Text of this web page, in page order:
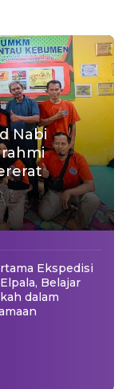
Nabi
Ekspedisi
Belajar
dalam